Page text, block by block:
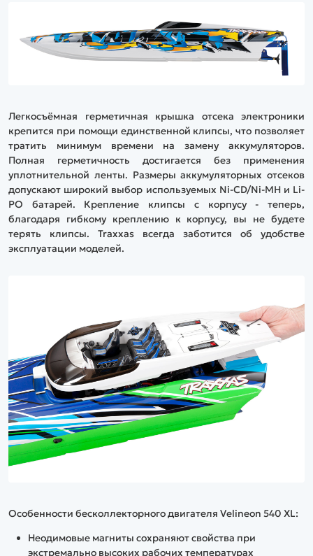
Легкосъёмная герметичная крышка отсека электроники
крепится при помощи единственной клипсы, что позволяет
тратить минимум времени на замену аккумуляторов.
Полная герметичность достигается без применения
уплотнительной ленты. Размеры аккумуляторных отсеков
допускают широкий выбор используемых Ni-CD/Ni-MH и Li-
PO батарей. Крепление клипсы с корпусу - теперь,
благодаря гибкому креплению к корпусу, вы не будете
терять клипсы. Traxxas всегда заботится об удобстве
эксплуатации моделей.
Особенности бесколлекторного двигателя Velineon 540 XL:
Неодимовые магниты сохраняют свойства при
экстремально высоких рабочих температурах